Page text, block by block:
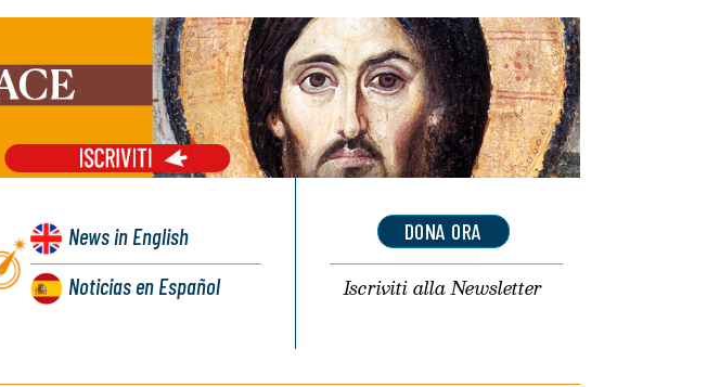
Newsin English
Noticiasen Español
DONA ORA
Iscriviti allaNewsletter